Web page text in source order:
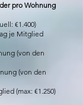
pro Wohnung
€1.400)
je Mitglied
(von den
(von den
(max: €1.250)